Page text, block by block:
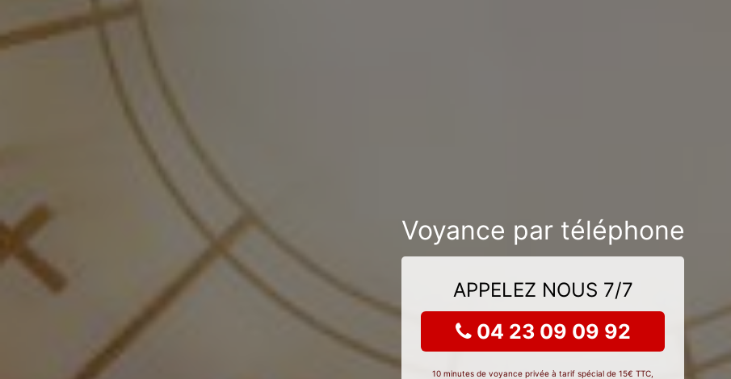
Voyance par téléphone
APPELEZ NOUS 7/7
04 23 09 09 92
10 minutes de voyance privée à tarif spécial de 15€ TTC,